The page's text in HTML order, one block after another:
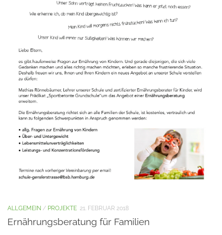
ALLGEMEIN / PROJEKTE 21. FEBRUAR 2018
Ernährungsberatung für Familien